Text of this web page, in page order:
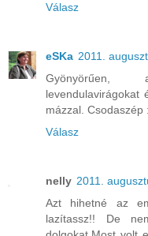
Válasz
eSKa 2011.
Gyönyörűen,
levendulavirágokat
mázzal. Csodaszép
Válasz
nelly 2011.
Azt hihetné az
lazítassz!! De